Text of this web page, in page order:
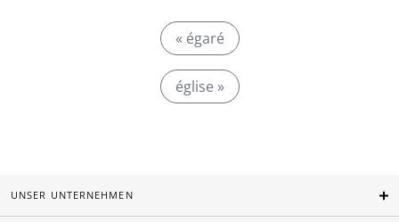
« égaré
église »
UNSER UNTERNEHMEN